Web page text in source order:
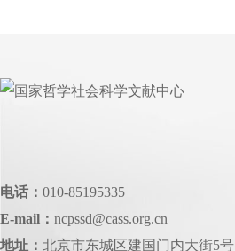
电话： 010-85195335
E-mail： ncpssd@cass.org.cn
地址： 北京市东城区建国门内大街5号